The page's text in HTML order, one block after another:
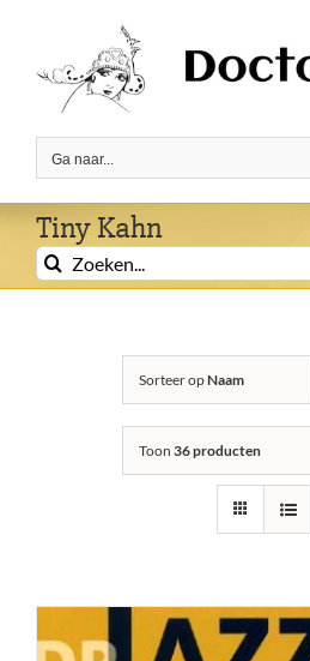
inhoud
Ga naar...
Tiny Kahn
Zoeken
naar:
Sorteer opNaam
Toon 36 producten